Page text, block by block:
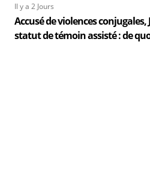
Il y a 2 Jours
Accusé de violences
statut de témoin assisté : de